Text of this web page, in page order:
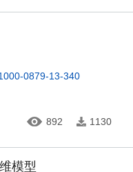
0879-13-340
892 1130
模型